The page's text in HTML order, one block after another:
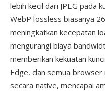
lebih kecil dari JPEG pada
WebP lossless biasanya
meningkatkan kecepatan
mengurangi biaya
memberikan kekuatan
Edge, dan semua
secara native, mencapai